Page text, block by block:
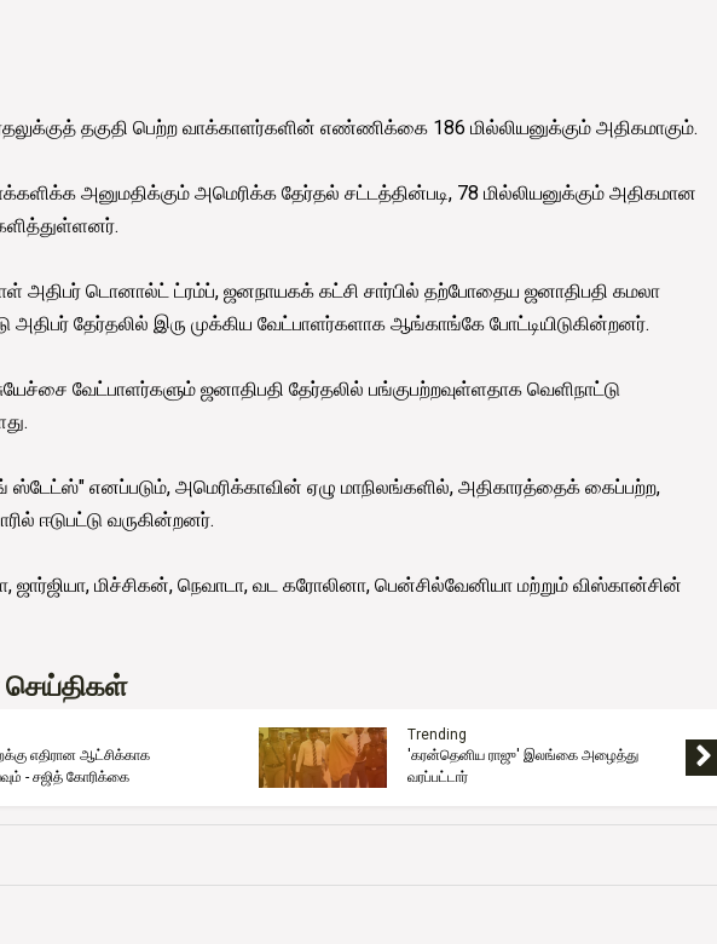
தகுதி பெற்ற வாக்காளர்களின் எண்ணிக்கை 186 மில்லியனுக்கும் அதிகமாகும்.
அனுமதிக்கும் அமெரிக்க தேர்தல் சட்டத்தின்படி, 78 மில்லியனுக்கும் அதிகமான
அதிபர் டொனால்ட் ட்ரம்ப், ஜனநாயகக் கட்சி சார்பில் தற்போதைய ஜனாதிபதி கமலா
தேர்தலில் இரு முக்கிய வேட்பாளர்களாக ஆங்காங்கே போட்டியிடுகின்றனர்.
வேட்பாளர்களும் ஜனாதிபதி தேர்தலில் பங்குபற்றவுள்ளதாக வெளிநாட்டு
ஸ்டேட்ஸ்" எனப்படும், அமெரிக்காவின் ஏழு மாநிலங்களில், அதிகாரத்தைக் கைப்பற்ற,
ஈடுபட்டு வருகின்றனர்.
மிச்சிகன், நெவாடா, வட கரோலினா, பென்சில்வேனியா மற்றும் விஸ்கான்சின்
செய்திகள்
எதிரான ஆட்சிக்காக
- சஜித் கோரிக்கை
Trending
'கரன்தெனிய ராஜு' இலங்கை அழைத்து
வரப்பட்டார்